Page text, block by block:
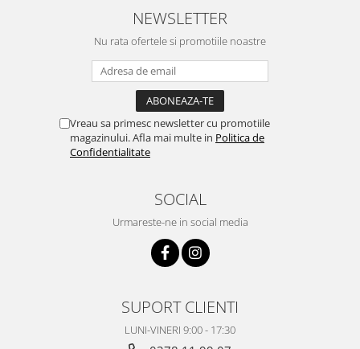
NEWSLETTER
Nu rata ofertele si promotiile noastre
Vreau sa primesc newsletter cu promotiile
magazinului. Afla mai multe in Politica de
Confidentialitate
SOCIAL
Urmareste-ne in social media
SUPORT CLIENTI
LUNI-VINERI 9:00 - 17:30